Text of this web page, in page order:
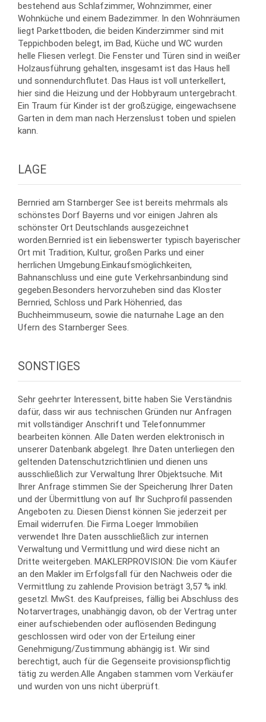
bestehend aus Schlafzimmer, Wohnzimmer, einer
Wohnküche und einem Badezimmer. In den Wohnräumen
liegt Parkettboden, die beiden Kinderzimmer sind mit
Teppichboden belegt, im Bad, Küche und WC wurden
helle Fliesen verlegt. Die Fenster und Türen sind in weißer
Holzausführung gehalten, insgesamt ist das Haus hell
und sonnendurchflutet. Das Haus ist voll unterkellert,
hier sind die Heizung und der Hobbyraum untergebracht.
Ein Traum für Kinder ist der großzügige, eingewachsene
Garten in dem man nach Herzenslust toben und spielen
kann.
LAGE
Bernried am Starnberger See ist bereits mehrmals als
schönstes Dorf Bayerns und vor einigen Jahren als
schönster Ort Deutschlands ausgezeichnet
worden.Bernried ist ein liebenswerter typisch bayerischer
Ort mit Tradition, Kultur, großen Parks und einer
herrlichen Umgebung.Einkaufsmöglichkeiten,
Bahnanschluss und eine gute Verkehrsanbindung sind
gegeben.Besonders hervorzuheben sind das Kloster
Bernried, Schloss und Park Höhenried, das
Buchheimmuseum, sowie die naturnahe Lage an den
Ufern des Starnberger Sees.
SONSTIGES
Sehr geehrter Interessent, bitte haben Sie Verständnis
dafür, dass wir aus technischen Gründen nur Anfragen
mit vollständiger Anschrift und Telefonnummer
bearbeiten können. Alle Daten werden elektronisch in
unserer Datenbank abgelegt. Ihre Daten unterliegen den
geltenden Datenschutzrichtlinien und dienen uns
ausschließlich zur Verwaltung Ihrer Objektsuche. Mit
Ihrer Anfrage stimmen Sie der Speicherung Ihrer Daten
und der Übermittlung von auf Ihr Suchprofil passenden
Angeboten zu. Diesen Dienst können Sie jederzeit per
Email widerrufen. Die Firma Loeger Immobilien
verwendet Ihre Daten ausschließlich zur internen
Verwaltung und Vermittlung und wird diese nicht an
Dritte weitergeben. MAKLERPROVISION: Die vom Käufer
an den Makler im Erfolgsfall für den Nachweis oder die
Vermittlung zu zahlende Provision beträgt 3,57 % inkl.
gesetzl. MwSt. des Kaufpreises, fällig bei Abschluss des
Notarvertrages, unabhängig davon, ob der Vertrag unter
einer aufschiebenden oder auflösenden Bedingung
geschlossen wird oder von der Erteilung einer
Genehmigung/Zustimmung abhängig ist. Wir sind
berechtigt, auch für die Gegenseite provisionspflichtig
tätig zu werden.Alle Angaben stammen vom Verkäufer
und wurden von uns nicht überprüft.